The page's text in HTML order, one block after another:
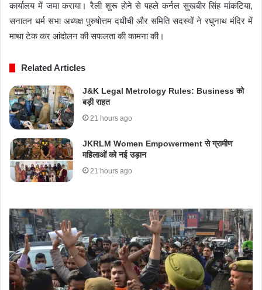
कार्यालय में जमा कराया। रैली शुरू होने से पहले कर्नल सु्खबीर सिंह मांकटिया,
सनातन धर्म सभा अध्यक्ष पुरुषोत्तम दधीची और समिति सदस्यों ने रघुनाथ मंदिर में
माथा टेक कर आंदोलन की सफलता की कामना की।
Related Articles
J&K Legal Metrology Rules: Business को
बड़ी राहत
21 hours ago
JKRLM Women Empowerment से ग्रामीण
महिलाओं को नई उड़ान
21 hours ago